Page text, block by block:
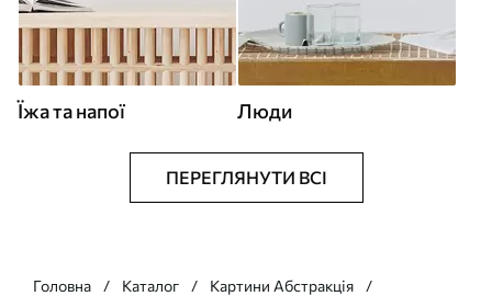
Їжа та напої Люди
ПЕРЕГЛЯНУТИ ВСІ
Головна Каталог
Картини Абстракція